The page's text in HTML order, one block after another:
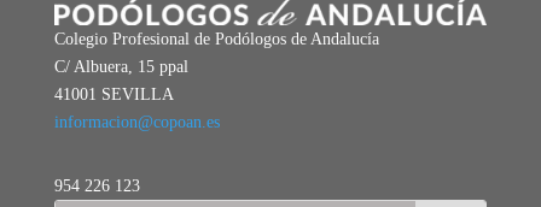
Colegio Profesional de Podólogos de Andalucía
C/ Albuera, 15 ppal
41001 SEVILLA
informacion@copoan.es
954 226 123